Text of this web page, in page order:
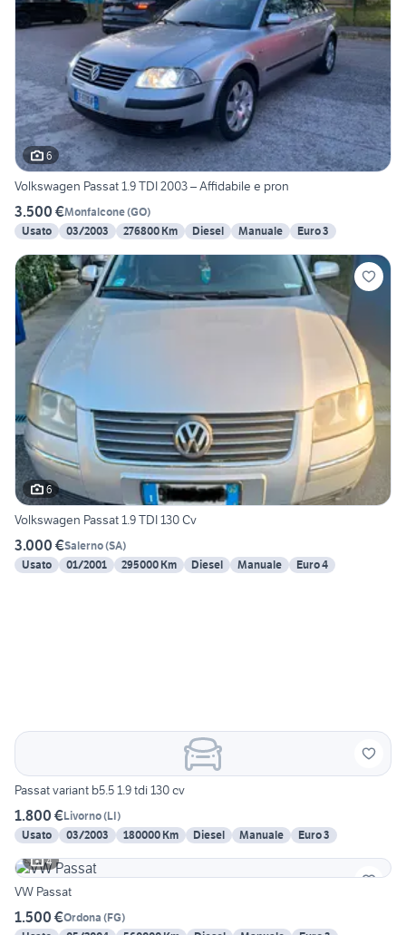
6
Volkswagen Passat 1.9 TDI 2003 – Affidabile e pron
3.500 €Monfalcone(GO)
Usato
03/2003 276800 Km Diesel Manuale Euro 3
6
Volkswagen Passat 1.9 TDI 130 Cv
3.000 €Salerno(SA)
Usato
01/2001 295000 Km Diesel Manuale Euro 4
Passat variant b5.5 1.9 tdi 130 cv
1.800 €Livorno(LI)
Usato
03/2003 180000 Km Diesel Manuale
Euro 3
4
VW Passat
1.500 €Ordona (FG)